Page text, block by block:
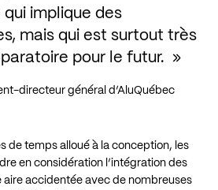
implique des
mais qui est surtout très
pour le futur.
directeur général d’AluQuébec
de temps alloué à la conception, les
en considération l’intégration des
aire accidentée avec de nombreuses